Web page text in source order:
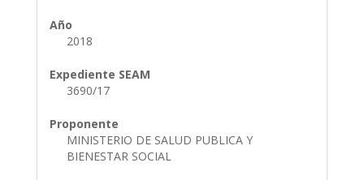
Año
2018
Expediente SEAM
3690/17
Proponente
MINISTERIO DE SALUD PUBLICA Y
BIENESTAR SOCIAL